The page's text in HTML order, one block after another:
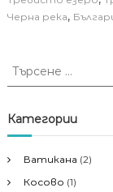
Черна река,
Т
с
е
е
з
Категории
Ватикана (2)
Косово (1)